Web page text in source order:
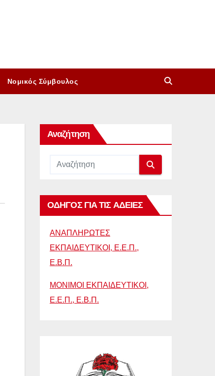
Νομικός Σύμβουλος
Αναζήτηση
ΟΔΗΓΟΣ ΓΙΑ ΤΙΣ ΑΔΕΙΕΣ
ΑΝΑΠΛΗΡΩΤΕΣ
ΕΚΠΑΙΔΕΥΤΙΚΟΙ, Ε.Ε.Π.,
Ε.Β.Π.
ΜΟΝΙΜΟΙ ΕΚΠΑΙΔΕΥΤΙΚΟΙ,
Ε.Ε.Π., Ε.Β.Π.